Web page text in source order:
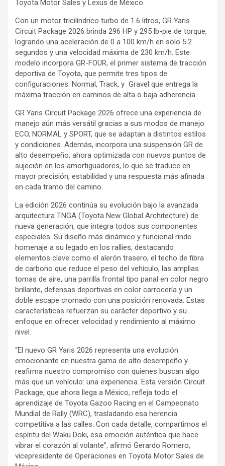
Toyota Motor Sales y Lexus de México.
Con un motor tricilíndrico turbo de 1.6 litros, GR Yaris
Circuit Package 2026 brinda 296 HP y 295 lb-pie de torque,
logrando una aceleración de 0 a 100 km/h en solo 5.2
segundos y una velocidad máxima de 230 km/h. Este
modelo incorpora GR-FOUR, el primer sistema de tracción
deportiva de Toyota, que permite tres tipos de
configuraciones: Normal, Track, y Gravel que entrega la
máxima tracción en caminos de alta o baja adherencia.
GR Yaris Circuit Package 2026 ofrece una experiencia de
manejo aún más versátil gracias a sus modos de manejo
ECO, NORMAL y SPORT, que se adaptan a distintos estilos
y condiciones. Además, incorpora una suspensión GR de
alto desempeño, ahora optimizada con nuevos puntos de
sujeción en los amortiguadores, lo que se traduce en
mayor precisión, estabilidad y una respuesta más afinada
en cada tramo del camino.
La edición 2026 continúa su evolución bajo la avanzada
arquitectura TNGA (Toyota New Global Architecture) de
nueva generación, que integra todos sus componentes
especiales. Su diseño más dinámico y funcional rinde
homenaje a su legado en los rallies, destacando
elementos clave como el alerón trasero, el techo de fibra
de carbono que reduce el peso del vehículo, las amplias
tomas de aire, una parrilla frontal tipo panal en color negro
brillante, defensas deportivas en color carrocería y un
doble escape cromado con una posición renovada. Estas
características refuerzan su carácter deportivo y su
enfoque en ofrecer velocidad y rendimiento al máximo
nivel.
“El nuevo GR Yaris 2026 representa una evolución
emocionante en nuestra gama de alto desempeño y
reafirma nuestro compromiso con quienes buscan algo
más que un vehículo: una experiencia. Esta versión Circuit
Package, que ahora llega a México, refleja todo el
aprendizaje de Toyota Gazoo Racing en el Campeonato
Mundial de Rally (WRC), trasladando esa herencia
competitiva a las calles. Con cada detalle, compartimos el
espíritu del Waku Doki, esa emoción auténtica que hace
vibrar el corazón al volante”, afirmó Gerardo Romero,
vicepresidente de Operaciones en Toyota Motor Sales de